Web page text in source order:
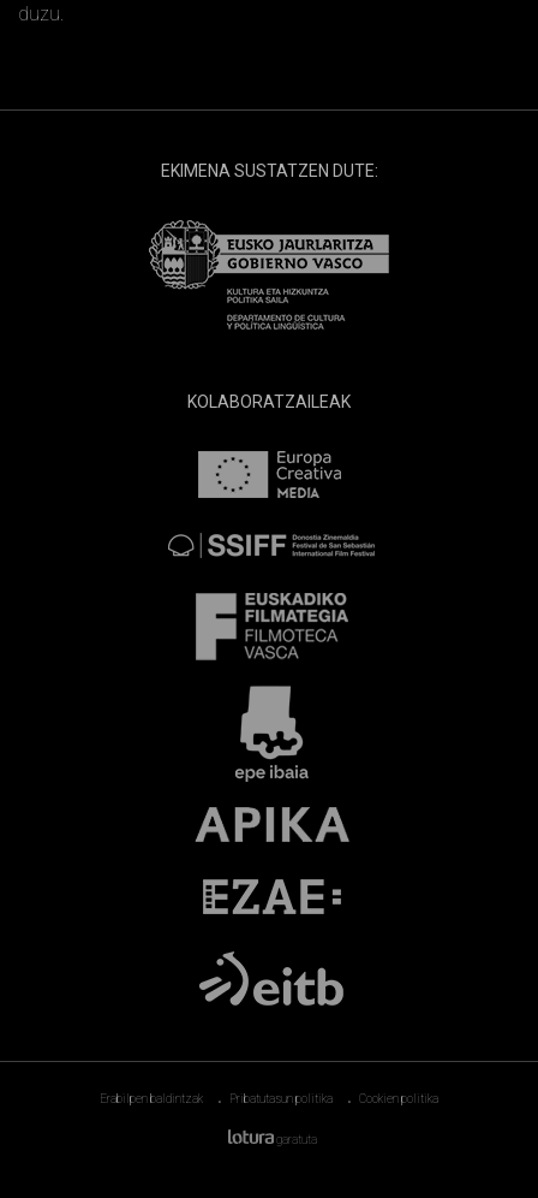
duzu.
EKIMENA SUSTATZEN DUTE:
KOLABORATZAILEAK
Erabilpen baldintzak Pribatutasun politika Cookien politika
garatuta